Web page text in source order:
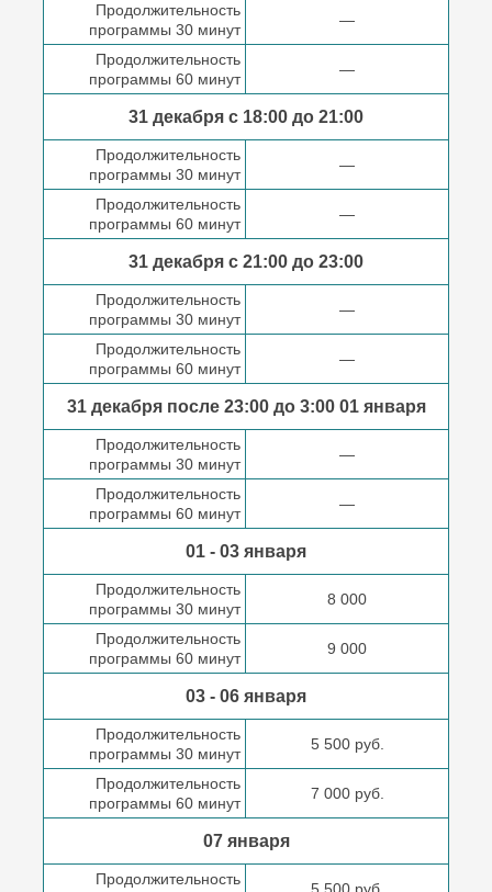
Продолжительность
программы 30 минут
—
Продолжительность
программы 60 минут
—
31 декабря с 18:00 до 21:00
Продолжительность
программы 30 минут
—
Продолжительность
программы 60 минут
—
31 декабря с 21:00 до 23:00
Продолжительность
программы 30 минут
—
Продолжительность
программы 60 минут
—
31 декабря после23:00 до 3:0001 января
Продолжительность
программы 30 минут
—
Продолжительность
программы 60 минут
—
01 - 03 января
Продолжительность
программы 30 минут
8 000
Продолжительность
программы 60 минут
9 000
03 - 06 января
Продолжительность
программы 30 минут
5 500 руб.
Продолжительность
программы 60 минут
7 000 руб.
07 января
Продолжительность